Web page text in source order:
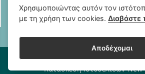
Copyright © 2018 - 2026 B2B Οπτικά -
Κατασκευή Ιστοσελίδων
Χρησιμοποιώντας αυτόν τον
με τη χρήση των cookies.Διαβάστε
Αποδέχομαι